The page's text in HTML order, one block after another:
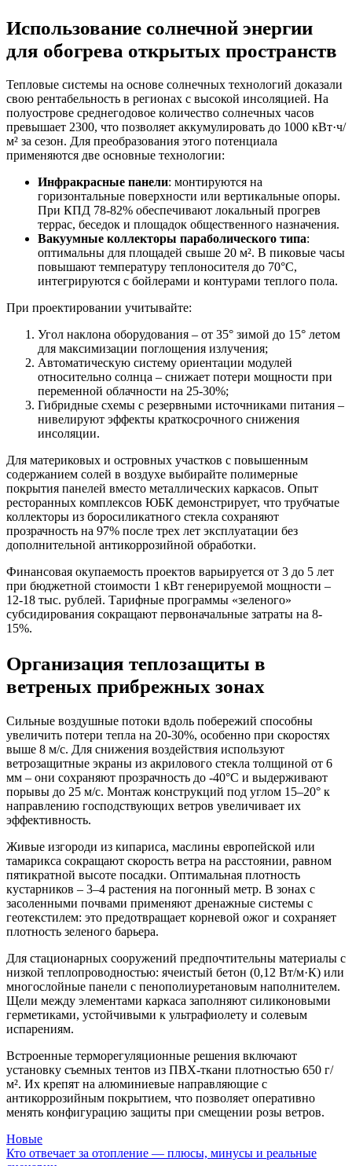
Использование солнечной энергии
для обогрева открытых пространств
Тепловые системы на основе солнечных технологий доказали
свою рентабельность в регионах с высокой инсоляцией. На
полуострове среднегодовое количество солнечных часов
превышает 2300, что позволяет аккумулировать до 1000 кВт·ч/
м² за сезон. Для преобразования этого потенциала
применяются две основные технологии:
Инфракрасные панели: монтируются на
горизонтальные поверхности или вертикальные опоры.
При КПД 78-82% обеспечивают локальный прогрев
террас, беседок и площадок общественного назначения.
Вакуумные коллекторы параболического типа:
оптимальны для площадей свыше 20 м². В пиковые часы
повышают температуру теплоносителя до 70°C,
интегрируются с бойлерами и контурами теплого пола.
При проектировании учитывайте:
Угол наклона оборудования – от 35° зимой до 15° летом
для максимизации поглощения излучения;
Автоматическую систему ориентации модулей
относительно солнца – снижает потери мощности при
переменной облачности на 25-30%;
Гибридные схемы с резервными источниками питания –
нивелируют эффекты краткосрочного снижения
инсоляции.
Для материковых и островных участков с повышенным
содержанием солей в воздухе выбирайте полимерные
покрытия панелей вместо металлических каркасов. Опыт
ресторанных комплексов ЮБК демонстрирует, что трубчатые
коллекторы из боросиликатного стекла сохраняют
прозрачность на 97% после трех лет эксплуатации без
дополнительной антикоррозийной обработки.
Финансовая окупаемость проектов варьируется от 3 до 5 лет
при бюджетной стоимости 1 кВт генерируемой мощности –
12-18 тыс. рублей. Тарифные программы «зеленого»
субсидирования сокращают первоначальные затраты на 8-
15%.
Организация теплозащиты в
ветреных прибрежных зонах
Сильные воздушные потоки вдоль побережий способны
увеличить потери тепла на 20-30%, особенно при скоростях
выше 8 м/с. Для снижения воздействия используют
ветрозащитные экраны из акрилового стекла толщиной от 6
мм – они сохраняют прозрачность до -40°C и выдерживают
порывы до 25 м/с. Монтаж конструкций под углом 15–20° к
направлению господствующих ветров увеличивает их
эффективность.
Живые изгороди из кипариса, маслины европейской или
тамарикса сокращают скорость ветра на расстоянии, равном
пятикратной высоте посадки. Оптимальная плотность
кустарников – 3–4 растения на погонный метр. В зонах с
засоленными почвами применяют дренажные системы с
геотекстилем: это предотвращает корневой ожог и сохраняет
плотность зеленого барьера.
Для стационарных сооружений предпочтительны материалы с
низкой теплопроводностью: ячеистый бетон (0,12 Вт/м·К) или
многослойные панели с пенополиуретановым наполнителем.
Щели между элементами каркаса заполняют силиконовыми
герметиками, устойчивыми к ультрафиолету и солевым
испарениям.
Встроенные терморегуляционные решения включают
установку съемных тентов из ПВХ-ткани плотностью 650 г/
м². Их крепят на алюминиевые направляющие с
антикоррозийным покрытием, что позволяет оперативно
менять конфигурацию защиты при смещении розы ветров.
Новые
Кто отвечает за отопление — плюсы, минусы и реальные